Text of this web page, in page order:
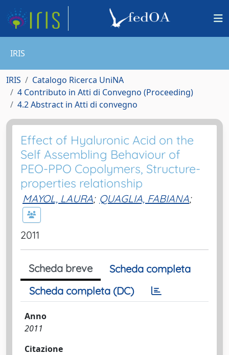
IRIS
IRIS
Catalogo Ricerca UniNA
4 Contributo in Atti di Convegno (Proceeding)
4.2 Abstract in Atti di convegno
Effect of Hyaluronic Acid on the
Self Assembling Behaviour of
PEO-PPO Copolymers, Structure-
properties relationship
MAYOL, LAURA; QUAGLIA, FABIANA;
2011
Scheda breve
Scheda completa
Scheda completa (DC)
Anno
2011
Citazione